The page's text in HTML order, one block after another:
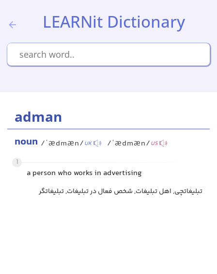
LEARNit Dictionary
adman
noun /ˈædmæn/UK /ˈædmæn/US
1
a person who works in advertising
تبلیغاتچی, اهل تبلیغات, شخص فعال در تبلیغات, تبلیغاتگر